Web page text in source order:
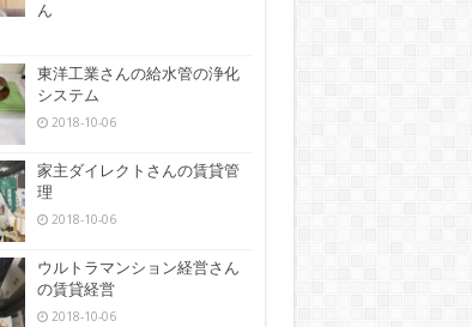
ん
東洋工業さんの給水管の浄化
システム
2018-10-06
家主ダイレクトさんの賃貸管
理
2018-10-06
ウルトラマンション経営さん
の賃貸経営
2018-10-06